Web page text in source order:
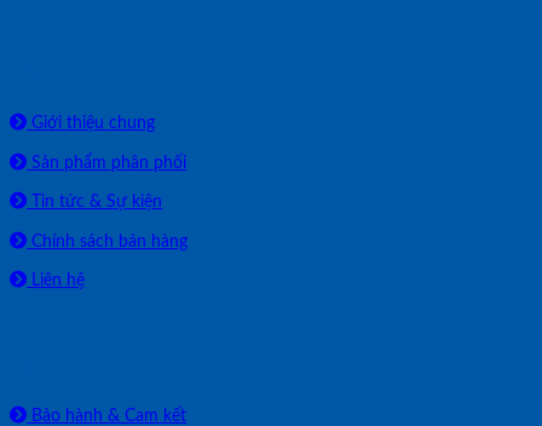
Giới thiệu chung
Sản phẩm phân phối
Tin tức & Sự kiện
Chính sách bán hàng
Liên hệ
Bảo hành & Cam kết